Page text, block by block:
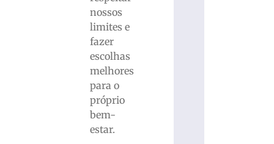
nossos
limites e
fazer
escolhas
melhores
para o
próprio
bem-
estar.